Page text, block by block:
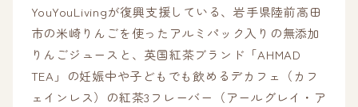
YouYouLivingが復興支援している、岩手県陸前高田
市の米崎りんごを使ったアルミパック入りの無添加
りんごジュースと、英国紅茶ブランド「AHMAD
TEA」の妊娠中や子どもでも飲めるデカフェ（カフ
ェインレス）の紅茶3フレーバー（アールグレイ・ア